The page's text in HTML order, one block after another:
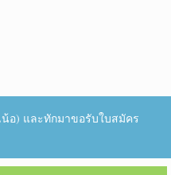
น้อ) และทักมาขอรับใบสมัคร